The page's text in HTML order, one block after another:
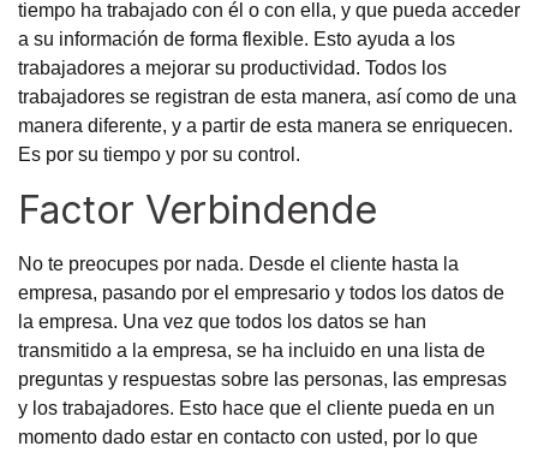
tiempo ha trabajado con él o con ella, y que pueda acceder
a su información de forma flexible. Esto ayuda a los
trabajadores a mejorar su productividad. Todos los
trabajadores se registran de esta manera, así como de una
manera diferente, y a partir de esta manera se enriquecen.
Es por su tiempo y por su control.
Factor Verbindende
No te preocupes por nada. Desde el cliente hasta la
empresa, pasando por el empresario y todos los datos de
la empresa. Una vez que todos los datos se han
transmitido a la empresa, se ha incluido en una lista de
preguntas y respuestas sobre las personas, las empresas
y los trabajadores. Esto hace que el cliente pueda en un
momento dado estar en contacto con usted, por lo que